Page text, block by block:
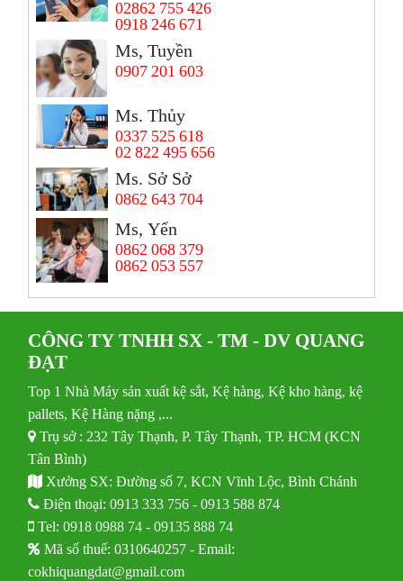
02862 755 426
0918 246 671
Ms, Tuyền
0907 201 603
Ms. Thủy
0337 525 618
02 822 495 656
Ms. Sở Sở
0862 643 704
Ms, Yến
0862 068 379
0862 053 557
CÔNG TY TNHH SX - TM - DV QUANG
ĐẠT
Top 1 Nhà Máy sản xuất kệ sắt, Kệ hàng, Kệ kho hàng, kệ
pallets, Kệ Hàng nặng ,...
Trụ sở : 232 Tây Thạnh, P. Tây Thạnh, TP. HCM (KCN
Tân Bình)
Xưởng SX: Đường số 7, KCN Vĩnh Lộc, Bình Chánh
Điện thoại:0913 333 756 -0913 588 874
Tel:0918 0988 74 -09135 888 74
Mã số thuế: 0310640257 - Email:
cokhiquangdat@gmail.com